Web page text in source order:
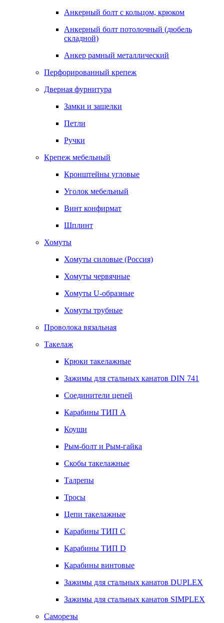
Анкерный болт с кольцом, крюком
Анкерный болт потолочный (дюбель
складной)
Анкер рамный металлический
Перфорированный крепеж
Дверная фурнитура
Замки и защелки
Петли
Ручки
Крепеж мебельный
Кронштейны угловые
Уголок мебельный
Винт конфирмат
Шплинт
Хомуты
Хомуты силовые (Россия)
Хомуты червячные
Хомуты U-образные
Хомуты трубные
Проволока вязальная
Такелаж
Крюки такелажные
Зажимы для стальных канатов DIN 741
Соединители цепей
Карабины ТИП А
Коуши
Рым-болт и Рым-гайка
Скобы такелажные
Талрепы
Тросы
Цепи такелажные
Карабины ТИП C
Карабины ТИП D
Карабины винтовые
Зажимы для стальных канатов DUPLEX
Зажимы для стальных канатов SIMPLEX
Саморезы